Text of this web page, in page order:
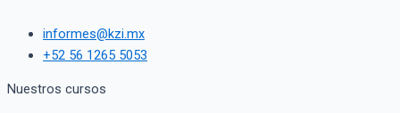
informes@kzi.mx
+52 56 1265 5053
Nuestros cursos